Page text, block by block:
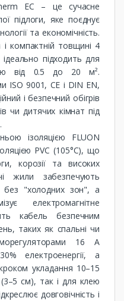
EC – це сучасне
підлоги, яке поєднує
та економічність.
компактній товщині 4
підходить для
від 0.5 до 20 м².
ISO 9001, CE і DIN EN,
і безпечний обігрів
чи дитячих кімнат під
ізоляцією FLUON
PVC (105°C), що
корозії та високих
жили забезпечують
без "холодних зон", а
електромагнітне
кабель безпечним
таких як спальні чи
16 А
електроенергії, а
укладання 10–15
см), так і для клею
довговічність і